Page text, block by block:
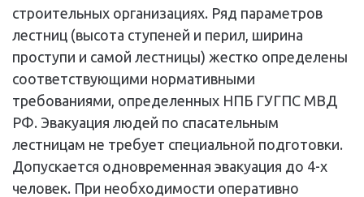
строительных организациях. Ряд параметров
лестниц (высота ступеней и перил, ширина
проступи и самой лестницы) жестко определены
соответствующими нормативными
требованиями, определенных НПБ ГУГПС МВД
РФ. Эвакуация людей по спасательным
лестницам не требует специальной подготовки.
Допускается одновременная эвакуация до 4-х
человек. При необходимости оперативно